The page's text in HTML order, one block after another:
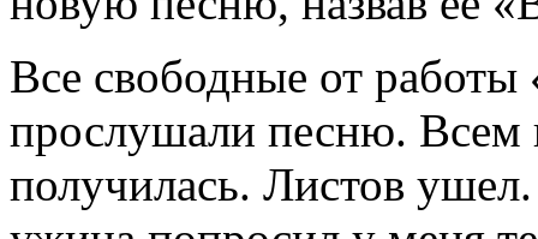
Все свободные от работы
прослушали песню. Всем
получилась. Листов